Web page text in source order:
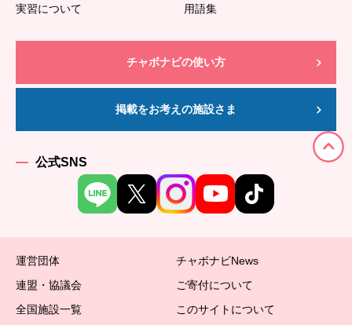
実習について
用語集
チャボナビの使い方
掲載をお考えの施設さま
公式SNS
運営団体
チャボナビNews
連盟・協議会
ご寄付について
全国施設一覧
このサイトについて